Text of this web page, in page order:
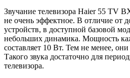
Звучание телевизора Haier 55 TV
не очень эффектное. В отличие от
устройств, в доступной базовой
небольших динамика. Мощность
составляет 10 Вт. Тем не менее,
Такого звука достаточно для
телевизора.